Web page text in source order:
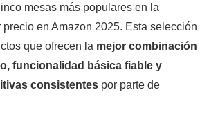
mesas más populares en la
en Amazon 2025. Esta selección
que ofrecen la mejor combinación
funcionalidad básica fiable y
consistentes por parte de